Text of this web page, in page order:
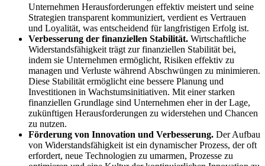
Unternehmen Herausforderungen effektiv meistert und seine
Strategien transparent kommuniziert, verdient es Vertrauen
und Loyalität, was entscheidend für langfristigen Erfolg ist.
Verbesserung der finanziellen Stabilität. Wirtschaftliche
Widerstandsfähigkeit trägt zur finanziellen Stabilität bei,
indem sie Unternehmen ermöglicht, Risiken effektiv zu
managen und Verluste während Abschwüngen zu minimieren.
Diese Stabilität ermöglicht eine bessere Planung und
Investitionen in Wachstumsinitiativen. Mit einer starken
finanziellen Grundlage sind Unternehmen eher in der Lage,
zukünftigen Herausforderungen zu widerstehen und Chancen
zu nutzen.
Förderung von Innovation und Verbesserung. Der Aufbau
von Widerstandsfähigkeit ist ein dynamischer Prozess, der oft
erfordert, neue Technologien zu umarmen, Prozesse zu